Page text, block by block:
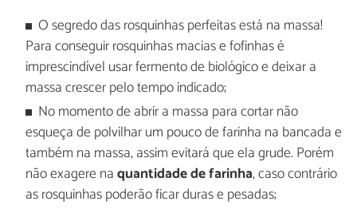
O segredo das rosquinhas perfeitas está na massa!
Para conseguir rosquinhas macias e fofinhas é
imprescindível usar fermento de biológico e deixar a
massa crescer pelo tempo indicado;
No momento de abrir a massa para cortar não
esqueça de polvilhar um pouco de farinha na bancada e
também na massa, assim evitará que ela grude. Porém
não exagere naquantidade de farinha, caso contrário
as rosquinhas poderão ficar duras e pesadas;